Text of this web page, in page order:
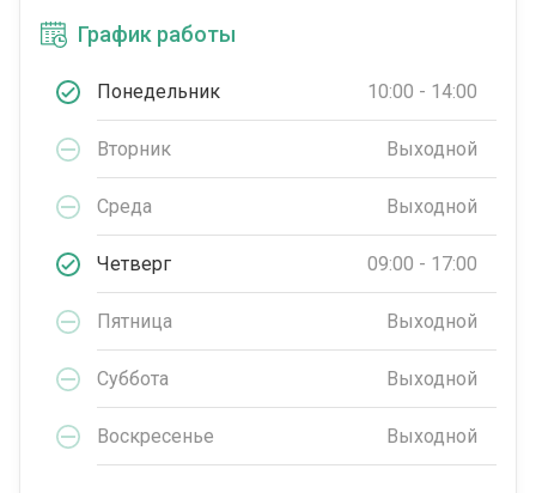
График работы
Понедельник 10:00 - 14:00
Вторник Выходной
Среда Выходной
Четверг 09:00 - 17:00
Пятница Выходной
Суббота Выходной
Воскресенье Выходной